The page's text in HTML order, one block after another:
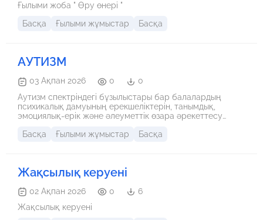
Ғылыми жоба " Өру өнері "
Басқа
Ғылыми жұмыстар Басқа
АУТИЗМ
03 Ақпан 2026 0
0
Аутизм спектріндегі бұзылыстары бар балалардың
психикалық дамуының ерекшеліктерін, танымдық,
эмоциялық-ерік және әлеуметтік өзара әрекеттесу
үшін неинструменталдық әдістер (бақылау, әңгімелесу),
аппаратурлық эксперименталдық әдістер арқылы ми
қызметі, вегетативтік және жүрек-қантамыр жүйесінің
күйі, сенсорлық қабылдаудың (көру, есту, тактильді)
Басқа Ғылыми жұмыстар Басқа
Жақсылық керуені
02 Ақпан 2026 0
6
Жақсылық керуені